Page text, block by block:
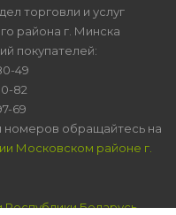
торговли и услуг
района г. Минска
покупателей:
49
82
69
номеров обращайтесь на
Московском районе г.